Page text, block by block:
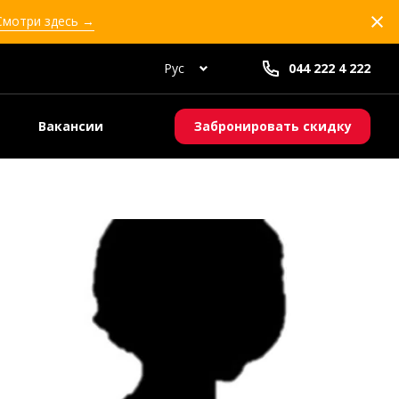
здесь →
Рус 044 222 4 222
Вакансии Забронировать скидку